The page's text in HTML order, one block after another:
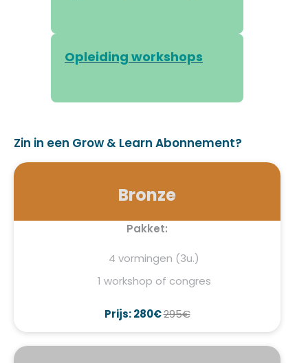
Opleiding workshops
Zin in een Grow & Learn Abonnement?
Bronze
Pakket:
4 vormingen (3u.)
1 workshop of congres
Prijs: 280€295€